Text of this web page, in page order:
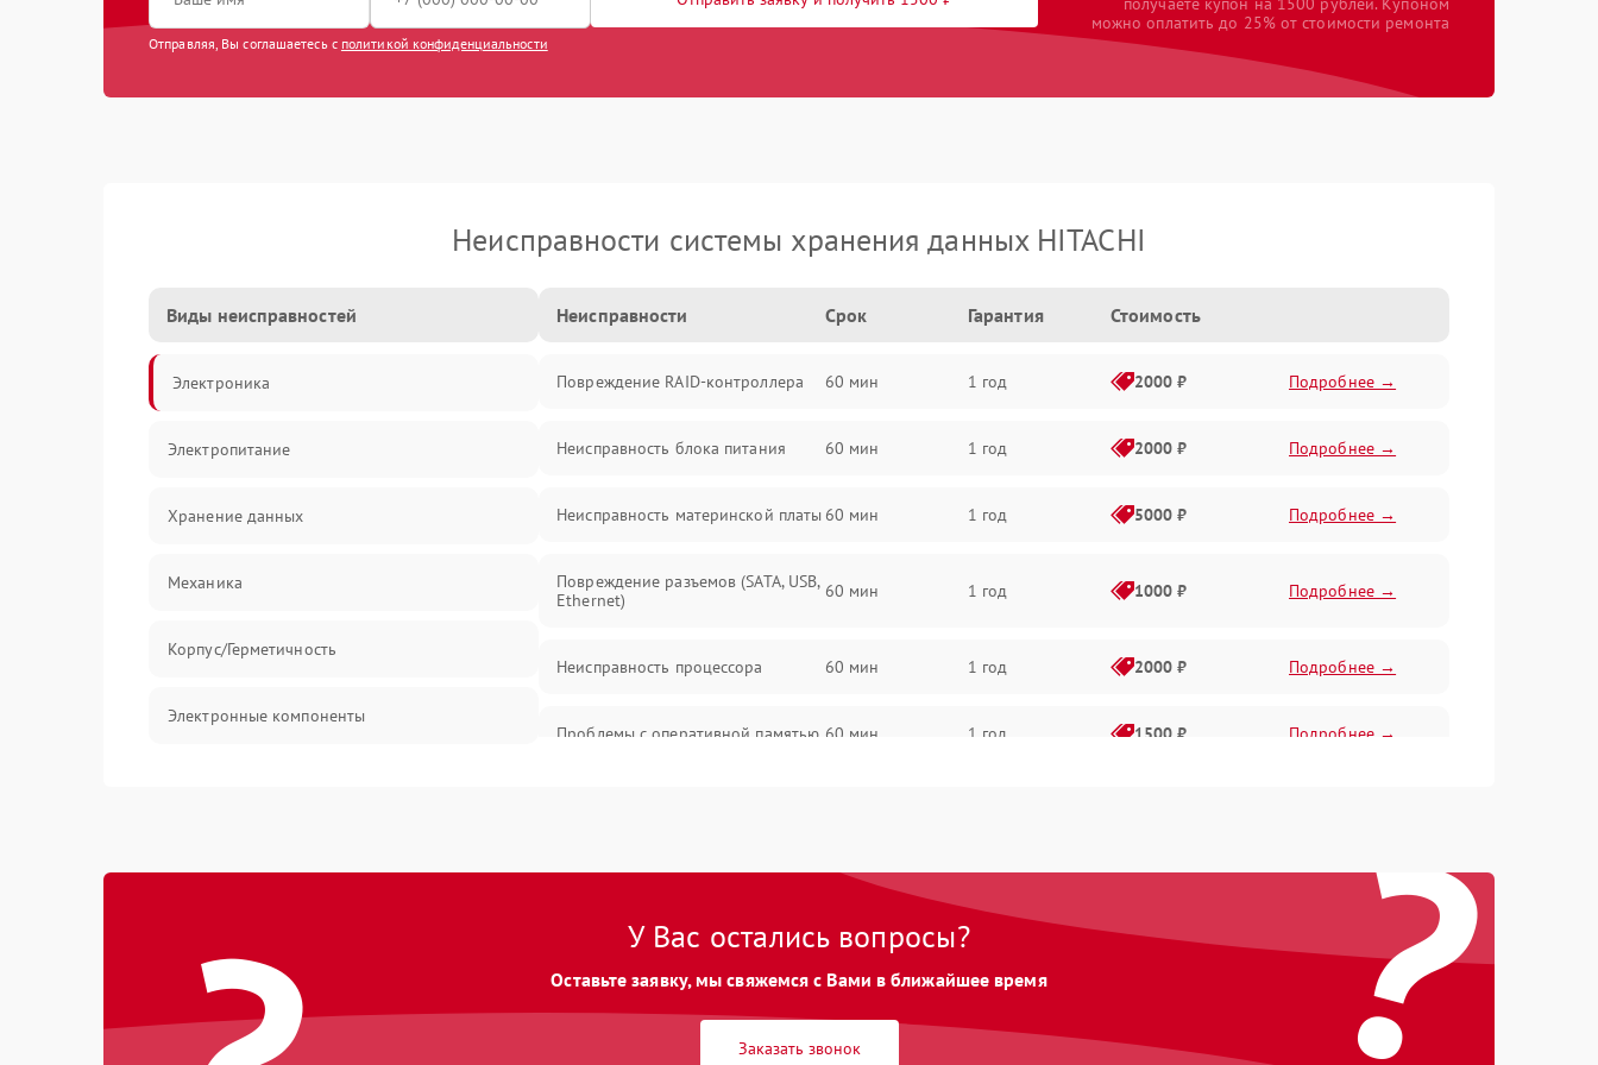
Отправляя, Вы соглашаетесь с политикой конфиденциальности
можно оплатить до 25% от стоимости ремонта
Неисправности системы хранения данных HITACHI
Виды неисправностей
Электроника
Электропитание
Хранение данных
Механика
Корпус/Герметичность
Электронные компоненты
Механические/Электроника
Накопители/Программное обеспечение
Неисправности Срок Гарантия Стоимость
Повреждение RAID-контроллера 60 мин 1 год 2000 ₽ Подробнее →
Неисправность блока питания 60 мин 1 год 2000 ₽ Подробнее →
Неисправность материнской платы 60 мин 1 год 5000 ₽ Подробнее →
Повреждение разъемов (SATA, USB,
Ethernet)
60 мин 1 год 1000 ₽ Подробнее →
Неисправность процессора 60 мин 1 год 2000 ₽ Подробнее →
Проблемы с оперативной памятью 60 мин 1 год 1500 ₽ Подробнее →
60 мин Подробнее →
Неисправность сетевого адаптера 60 мин Подробнее →
Повреждение внутренних
1 год Подробнее →
?
У Вас остались вопросы?
Оставьте заявку, мы свяжемся с Вами в ближайшее время
Заказать звонок